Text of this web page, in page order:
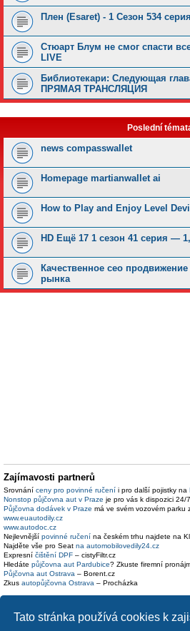
Tato stránka používá cookies k
Плен (Esaret) - 1 Сезон 534
Стюарт Блум не смог спасти
LIVE
Библиотекари: Следующая
ПРЯМАЯ ТРАНСЛЯЦИЯ
Poslední
news compasswallet
Homepage martianwallet ai
How to Play and Enjoy Level Devil
HD Ещё 17 1 сезон 41 серия —
Качественное сео
рынка
Zajímavosti partnerů
Srovnání ceny pro povinné ručení i pro další pojistky na
Nonstop půjčovna aut v Praze je pro vás k dispozici 24/
Půjčovna dodávek v Praze má ve svém vozovém parku
www.euautodily.cz
www.autodoc.cz
Nejlevnější povinné ručení na českém trhu najdete na
Najděte vše pro Seat na automobilovedily24.cz
Expresní čištění DPF – cistyFiltr.cz
Hledáte půjčovna aut Pardubice? Zkuste firemní
Půjčovna aut Ostrava – Borent.cz
Zkus autopůjčovna Ostrava – Procházka